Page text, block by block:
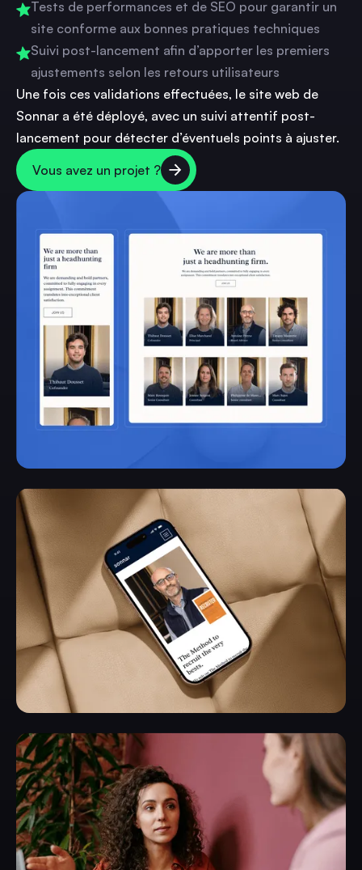
Tests de performances et de SEO pour garantir un
site conforme aux bonnes pratiques techniques
Suivi post-lancement afin d’apporter les premiers
ajustements selon les retours utilisateurs
Une fois ces validations effectuées, le site web de
Sonnar a été déployé, avec un suivi attentif post-
lancement pour détecter d’éventuels points à ajuster.
Vous avez un projet ?